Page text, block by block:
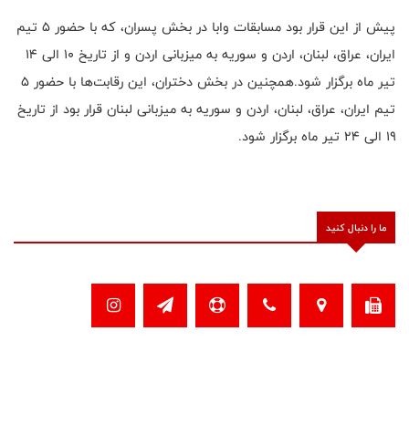
پیش از این قرار بود مسابقات وابا در بخش پسران، که با حضور ۵ تیم
ایران، عراق، لبنان، اردن و سوریه به میزبانی اردن و از تاریخ ۱۰ الی ۱۴
تیر ماه برگزار شود.همچنین در بخش دختران، این رقابت‌ها با حضور ۵
تیم ایران، عراق، لبنان، اردن و سوریه به میزبانی لبنان قرار بود از تاریخ
۱۹ الی ۲۴ تیر ماه برگزار شود.
ما را دنبال کنید